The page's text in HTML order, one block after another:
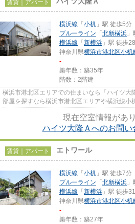
賃貸｜アパート
横浜線 「 小机 」駅 徒歩5分
ブルーライン 「 北新横浜
横浜線 「 新横浜 」駅 徒歩
神奈川県横浜市港北区小机
-
築年数：築35年
階数：2階建
横浜市港北区エリアでの住まいなら「ハイツ大
部屋を探すなら横浜市港北区エリアや横浜線小
現在空室情報があ
ハイツ大隆Ａへのお問い
賃貸｜アパート エトワール
横浜線 「 小机 」駅 徒歩7分
ブルーライン 「 北新横浜
横浜線 「 新横浜 」駅 徒歩
神奈川県横浜市港北区小机
-
築年数：築27年